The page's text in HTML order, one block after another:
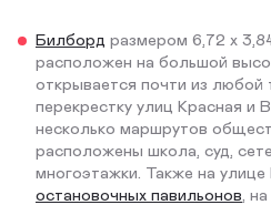
Билборд размером 6,72 х
расположен на большой
открывается почти из любой
перекрестку улиц Красная и
несколько маршрутов
расположены школа, суд,
многоэтажки. Также на
остановочных павильонов ,